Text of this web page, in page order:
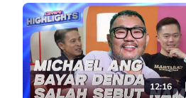
12:16